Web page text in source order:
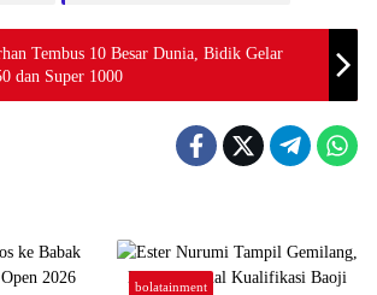
Tembus 10 Besar Dunia, Bidik Gelar
dan Super 1000
bolatainment